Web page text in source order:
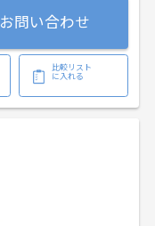
お問い合わせ
比較リスト
に入れる